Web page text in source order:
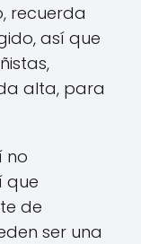
recuerda
así que
alta, para
no
que
de
ser una